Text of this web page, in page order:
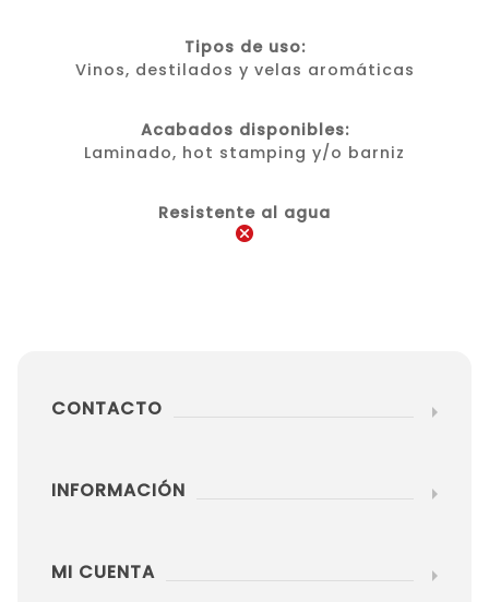
Tipos de uso:
Vinos, destilados y velas aromáticas
Acabados disponibles:
Laminado, hot stamping y/o barniz
Resistente al agua
CONTACTO
INFORMACIÓN
MI CUENTA